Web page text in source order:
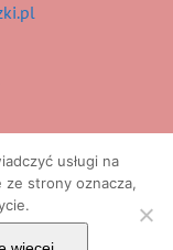
i wykonanie
usługi na
ze strony oznacza,